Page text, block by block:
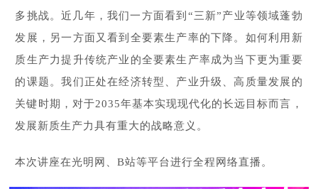
多挑战。近几年，我们一方面看到“三新”产业等领域蓬勃
发展，另一方面又看到全要素生产率的下降。如何利用新
质生产力提升传统产业的全要素生产率成为当下更为重要
的课题。我们正处在经济转型、产业升级、高质量发展的
关键时期，对于2035年基本实现现代化的长远目标而言，
发展新质生产力具有重大的战略意义。
本次讲座在光明网、B站等平台进行全程网络直播。